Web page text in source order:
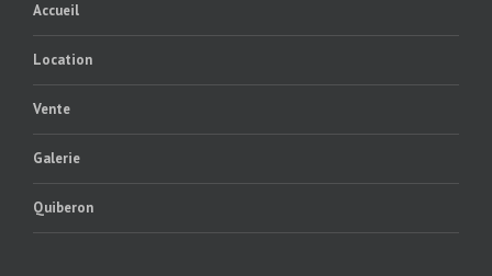
Accueil
Location
Vente
Galerie
Quiberon